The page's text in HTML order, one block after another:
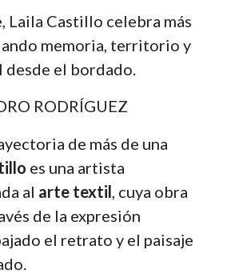
Laila Castillo celebra más
memoria, territorio y
el bordado.
RODRÍGUEZ
de más de una
es una artista
al arte textil, cuya obra
de la expresión
el retrato y el paisaje